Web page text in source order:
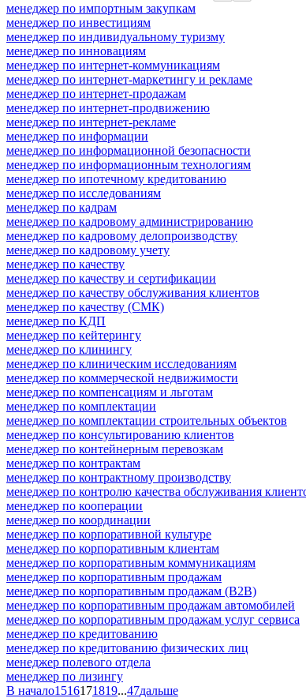
менеджер по импортным закупкам
менеджер по инвестициям
менеджер по индивидуальному туризму
менеджер по инновациям
менеджер по интернет-коммуникациям
менеджер по интернет-маркетингу и рекламе
менеджер по интернет-продажам
менеджер по интернет-продвижению
менеджер по интернет-рекламе
менеджер по информации
менеджер по информационной безопасности
менеджер по информационным технологиям
менеджер по ипотечному кредитованию
менеджер по исследованиям
менеджер по кадрам
менеджер по кадровому администрированию
менеджер по кадровому делопроизводству
менеджер по кадровому учету
менеджер по качеству
менеджер по качеству и сертификации
менеджер по качеству обслуживания клиентов
менеджер по качеству (СМК)
менеджер по КДП
менеджер по кейтерингу
менеджер по клинингу
менеджер по клиническим исследованиям
менеджер по коммерческой недвижимости
менеджер по компенсациям и льготам
менеджер по комплектации
менеджер по комплектации строительных объектов
менеджер по консультированию клиентов
менеджер по контейнерным перевозкам
менеджер по контрактам
менеджер по контрактному производству
менеджер по контролю качества обслуживания
менеджер по кооперации
менеджер по координации
менеджер по корпоративной культуре
менеджер по корпоративным клиентам
менеджер по корпоративным коммуникациям
менеджер по корпоративным продажам
менеджер по корпоративным продажам (B2B)
менеджер по корпоративным продажам автомобилей
менеджер по корпоративным продажам услуг сервиса
менеджер по кредитованию
менеджер по кредитованию физических лиц
менеджер полевого отдела
менеджер по лизингу
В начало1516171819...47дальше